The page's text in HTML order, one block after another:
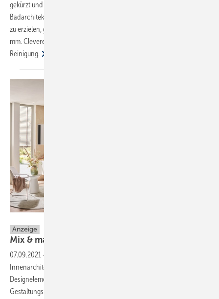
gekürzt und integriert sich dann unauffällig als Teil des Bodens in die
Badarchitektur. Um diesen Effekt auch in besonders großen Duschen
zu erzielen, gibt es TECEdrainprofile jetzt auch in der XXL-Länge 1600
mm. Clevere Produktdetails erleichtern dem Anwender zudem die
Reinigung.
Anzeige
Mix & match – Badgestaltung mit
07.09.2021 -
Innenarchitektur von Wohnräumen, sondern lässt sich gezielt als
Designelement einsetzen. Der Glashersteller SPRINZ bietet
Gestaltungsfans zahlreiche Glasprodukte und stattet nahezu jeden